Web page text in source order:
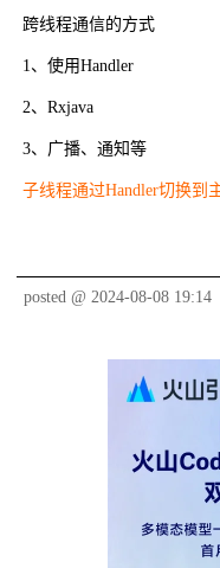
跨线程通信的方式
1、使用Handler
2、Rxjava
3、广播、通知等
子线程通过Handler切换到
posted @ 2024-08-08 19:14